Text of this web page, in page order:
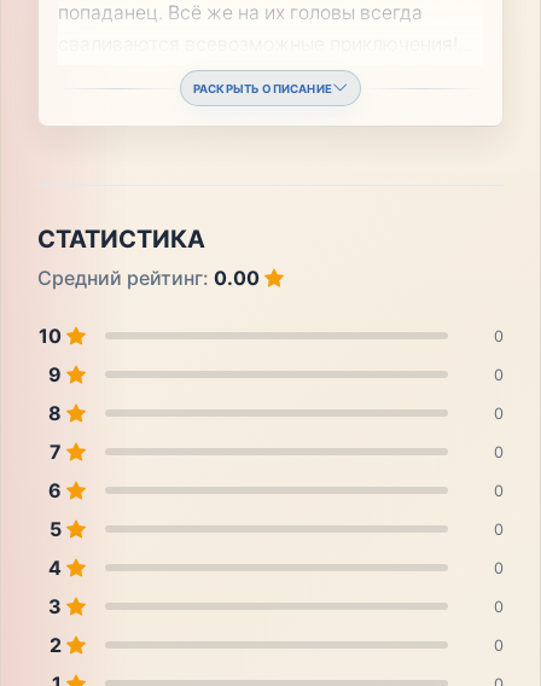
попаданец. Всё же на их головы всегда
РАСКРЫТЬ ОПИСАНИЕ
СТАТИСТИКА
Средний рейтинг: 0.00
10 0
9 0
8 0
7 0
6 0
5 0
4 0
3 0
2 0